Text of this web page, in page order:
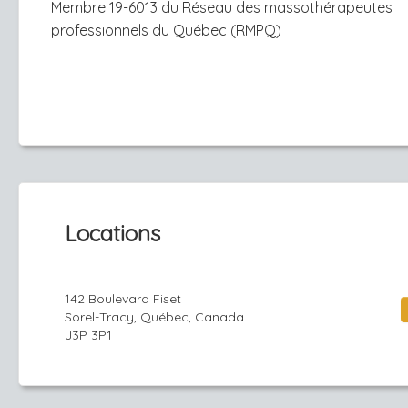
Membre 19-6013 du Réseau des massothérapeutes
professionnels du Québec (RMPQ)​
Locations
142 Boulevard Fiset
Sorel-Tracy, Québec, Canada
J3P 3P1